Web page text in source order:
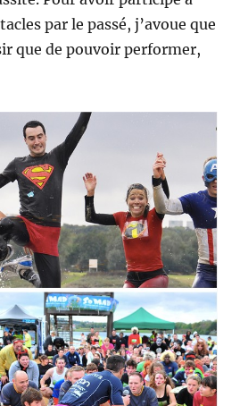
par le passé, j’avoue que
que de pouvoir performer,